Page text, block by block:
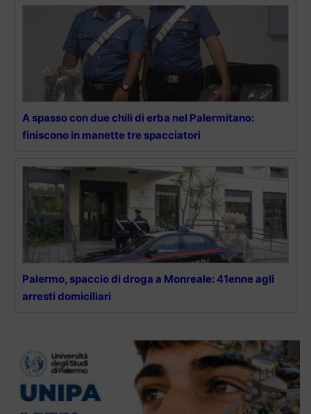
A spasso con due chili di erba nel Palermitano:
finiscono in manette tre spacciatori
Palermo, spaccio di droga a Monreale: 41enne agli
arresti domiciliari